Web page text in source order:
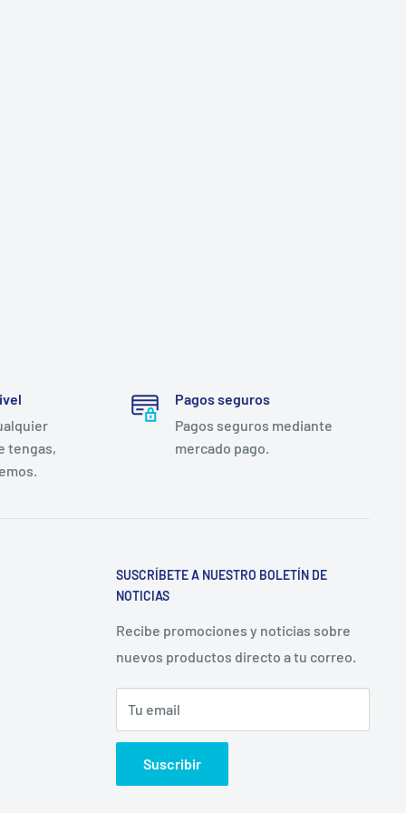
tengas,
Pagos seguros
Pagos seguros mediante
mercado pago.
SUSCRÍBETE A NUESTRO BOLETÍN DE
NOTICIAS
Recibe promociones y noticias sobre
nuevos productos directo a tu correo.
Tu email
Suscribir